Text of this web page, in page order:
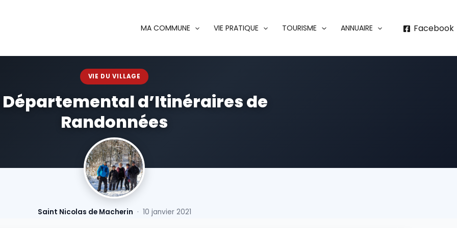
MA COMMUNE VIE PRATIQUE TOURISME ANNUAIRE Facebook
VIE DU VILLAGE
Départemental d’Itinéraires de
Randonnées
Saint Nicolas de Macherin · 10 janvier 2021